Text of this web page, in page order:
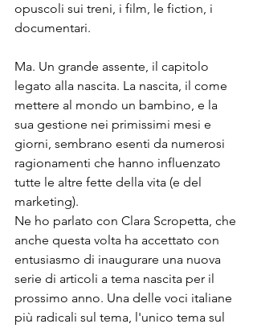
opuscoli sui treni, i film, le fiction, i
documentari.
Ma. Un grande assente, il capitolo
legato alla nascita. La nascita, il come
mettere al mondo un bambino, e la
sua gestione nei primissimi mesi e
giorni, sembrano esenti da numerosi
ragionamenti che hanno influenzato
tutte le altre fette della vita (e del
marketing).
Ne ho parlato con Clara Scropetta, che
anche questa volta ha accettato con
entusiasmo di inaugurare una nuova
serie di articoli a tema nascita per il
prossimo anno. Una delle voci italiane
più radicali sul tema, l'unico tema sul